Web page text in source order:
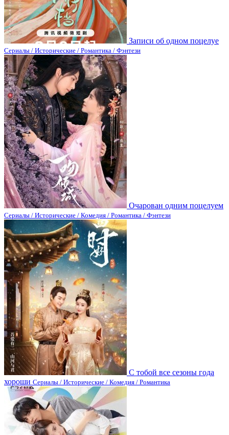
Записи об одном поцелуе
Сериалы / Исторические / Романтика / Фэнтези
Очарован одним поцелуем
Сериалы / Исторические / Комедия / Романтика / Фэнтези
С тобой все сезоны года
хороши Сериалы / Исторические / Комедия / Романтика